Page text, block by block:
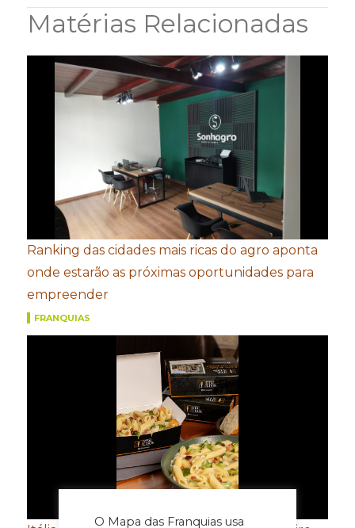
O Mapa das Franquias usa
Matérias Relacionadas
Ranking das cidades mais ricas do agro aponta
onde estarão as próximas oportunidades para
empreender
FRANQUIAS